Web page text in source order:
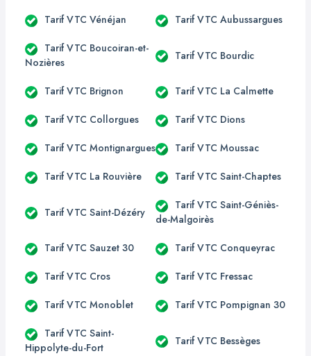
Tarif VTC Vénéjan Tarif VTC Aubussargues
Tarif VTC Boucoiran-et-
Nozières
Tarif VTC Bourdic
Tarif VTC Brignon Tarif VTC La Calmette
Tarif VTC Collorgues Tarif VTC Dions
Tarif VTC Montignargues Tarif VTC Moussac
Tarif VTC La Rouvière Tarif VTC Saint-Chaptes
Tarif VTC Saint-Dézéry
Tarif VTC Saint-Géniès-
de-Malgoirès
Tarif VTC Sauzet 30 Tarif VTC Conqueyrac
Tarif VTC Cros Tarif VTC Fressac
Tarif VTC Monoblet Tarif VTC Pompignan 30
Tarif VTC Saint-
Hippolyte-du-Fort
Tarif VTC Bessèges